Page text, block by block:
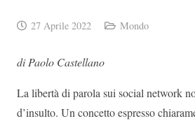
27 Aprile 2022 Mondo
di Paolo Castellano
La libertà di parola sui social network
d’insulto. Un concetto espresso